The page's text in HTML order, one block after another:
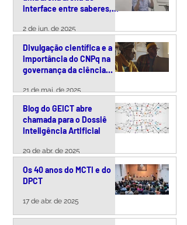
interface entre saberes,
públicas
2 de jun. de 2025
Divulgação científica e a
importância do CNPq na
governança da ciência
com Arquimedes Paiva
21 de mai. de 2025
Blog do GEICT abre
chamada para o Dossiê
Inteligência Artificial
29 de abr. de 2025
Os 40 anos do MCTI e do
DPCT
17 de abr. de 2025